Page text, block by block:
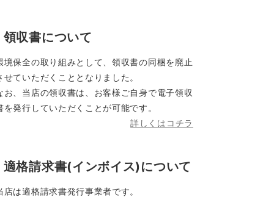
領収書について
境保全の取り組みとして、領収書の同梱を廃止
せていただくこととなりました。
お、当店の領収書は、お客様ご自身で電子領収
を発行していただくことが可能です。
詳しくはコチラ
適格請求書(インボイス)について
店は適格請求書発行事業者です。